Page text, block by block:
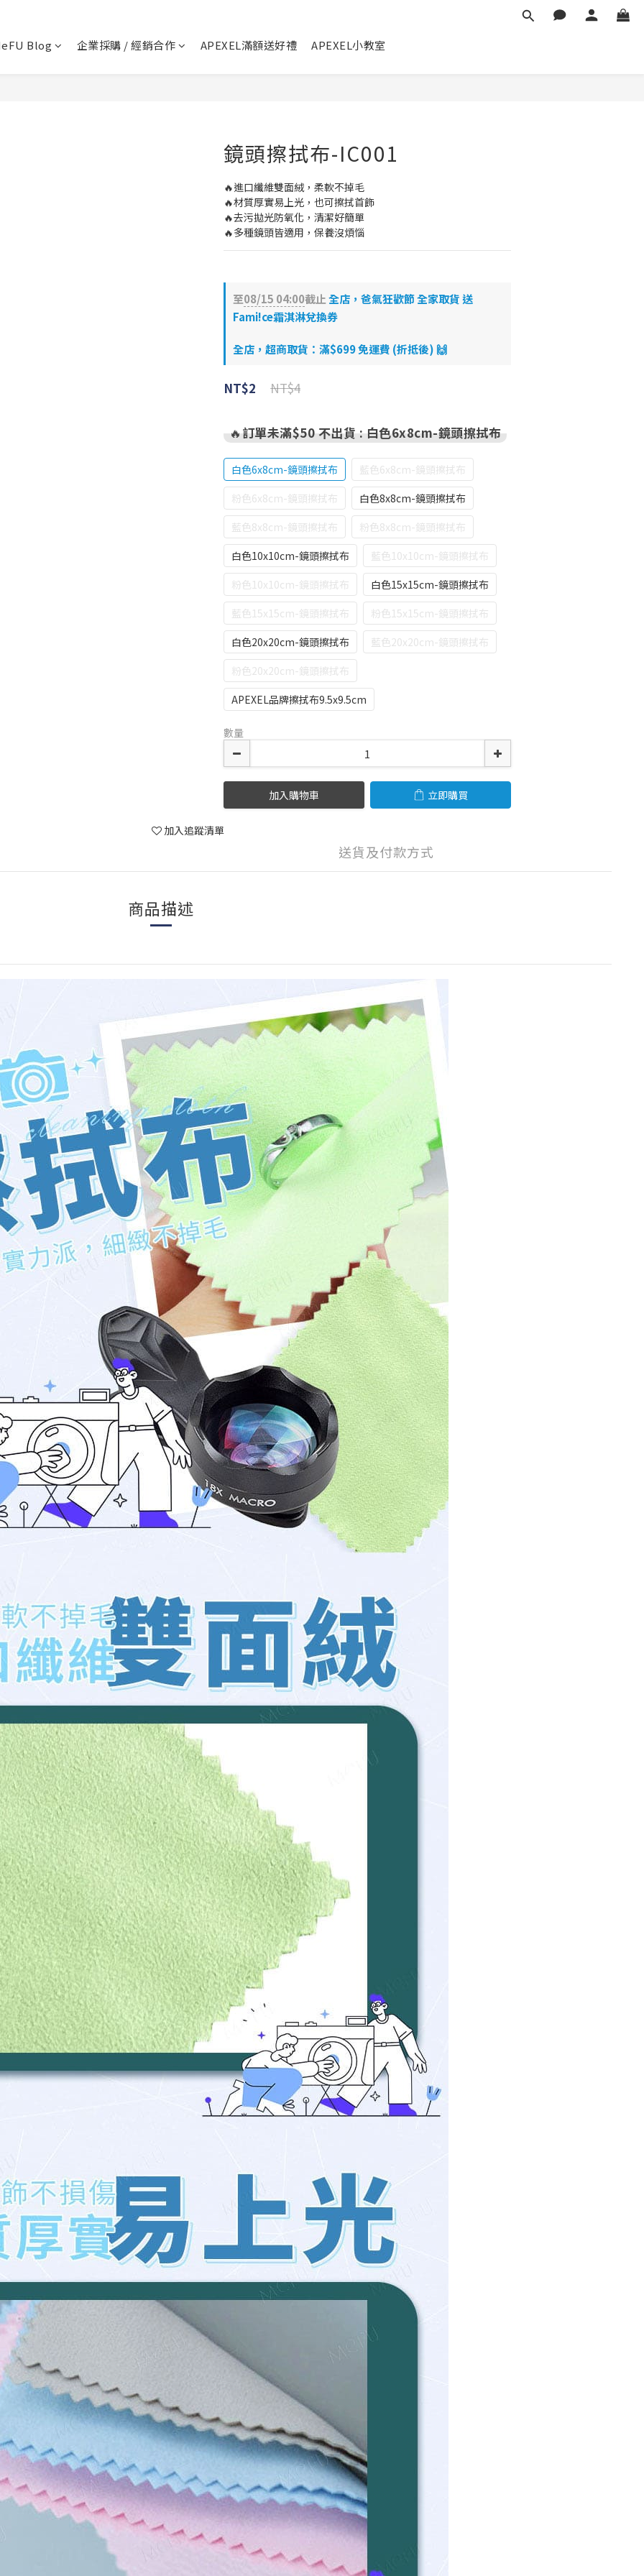
Blog 企業採購 / 經銷合作 APEXEL滿額送好禮 APEXEL小教室
鏡頭擦拭布-IC001
🔥進口纖維雙面絨，柔軟不掉毛
🔥材質厚實易上光，也可擦拭首飾
🔥去污拋光防氧化，清潔好簡單
🔥多種鏡頭皆適用，保養沒煩惱
至08/15 04:00截止全店，爸氣狂歡節 全家取貨 送
Fami!ce霜淇淋兌換券
全店，超商取貨：滿$699 免運費 (折抵後) 🙌
NT$4
NT$2
🔥訂單未滿$50 不出貨: 白色6x8cm-鏡頭擦拭布
白色6x8cm-鏡頭擦拭布
藍色6x8cm-鏡頭擦拭布
粉色6x8cm-鏡頭擦拭布
白色8x8cm-鏡頭擦拭布
藍色8x8cm-鏡頭擦拭布
粉色8x8cm-鏡頭擦拭布
白色10x10cm-鏡頭擦拭布
藍色10x10cm-鏡頭擦拭布
粉色10x10cm-鏡頭擦拭布
白色15x15cm-鏡頭擦拭布
藍色15x15cm-鏡頭擦拭布
粉色15x15cm-鏡頭擦拭布
白色20x20cm-鏡頭擦拭布
藍色20x20cm-鏡頭擦拭布
粉色20x20cm-鏡頭擦拭布
APEXEL品牌擦拭布9.5x9.5cm
數量
加入購物車 立即購買
加入追蹤清單
送貨及付款方式
商品描述
🛡️ APEXEL/MEFU品牌保固一年!
立即逛逛